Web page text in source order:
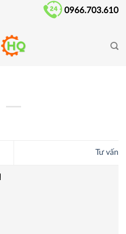
0966.703.610
Tư vấn